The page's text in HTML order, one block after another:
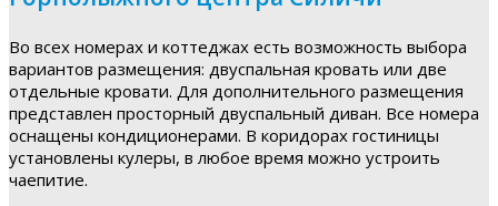
Во всех номерах и коттеджах есть возможность выбора
вариантов размещения: двуспальная кровать или две
отдельные кровати. Для дополнительного размещения
представлен просторный двуспальный диван. Все номера
оснащены кондиционерами. В коридорах гостиницы
установлены кулеры, в любое время можно устроить
чаепитие.